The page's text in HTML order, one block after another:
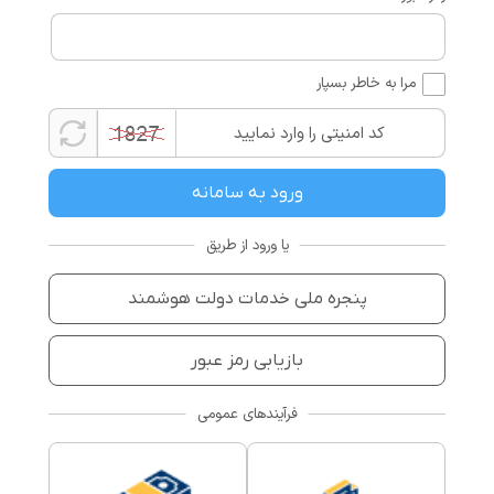
مرا به خاطر بسپار
یا ورود از طریق
فرآیندهای عمومی